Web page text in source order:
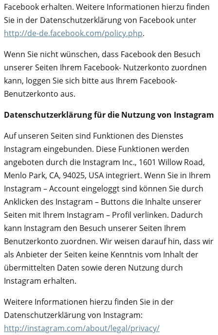
Facebook erhalten. Weitere Informationen hierzu finden
Sie in der Datenschutzerklärung von Facebook unter
http://de-de.facebook.com/policy.php.
Wenn Sie nicht wünschen, dass Facebook den Besuch
unserer Seiten Ihrem Facebook- Nutzerkonto zuordnen
kann, loggen Sie sich bitte aus Ihrem Facebook-
Benutzerkonto aus.
Datenschutzerklärung für die Nutzung von Instagram
Auf unseren Seiten sind Funktionen des Dienstes
Instagram eingebunden. Diese Funktionen werden
angeboten durch die Instagram Inc., 1601 Willow Road,
Menlo Park, CA, 94025, USA integriert. Wenn Sie in Ihrem
Instagram – Account eingeloggt sind können Sie durch
Anklicken des Instagram – Buttons die Inhalte unserer
Seiten mit Ihrem Instagram – Profil verlinken. Dadurch
kann Instagram den Besuch unserer Seiten Ihrem
Benutzerkonto zuordnen. Wir weisen darauf hin, dass wir
als Anbieter der Seiten keine Kenntnis vom Inhalt der
übermittelten Daten sowie deren Nutzung durch
Instagram erhalten.
Weitere Informationen hierzu finden Sie in der
Datenschutzerklärung von Instagram:
http://instagram.com/about/legal/privacy/